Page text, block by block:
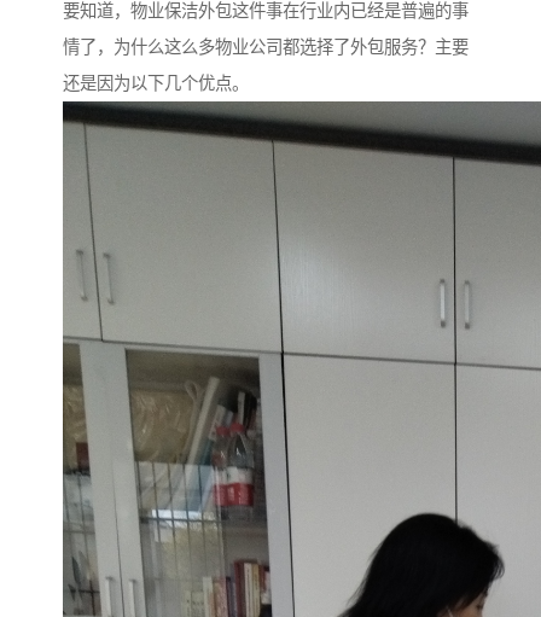
要知道，物业保洁外包这件事在行业内已经是普遍的事
情了，为什么这么多物业公司都选择了外包服务？主要
还是因为以下几个优点。